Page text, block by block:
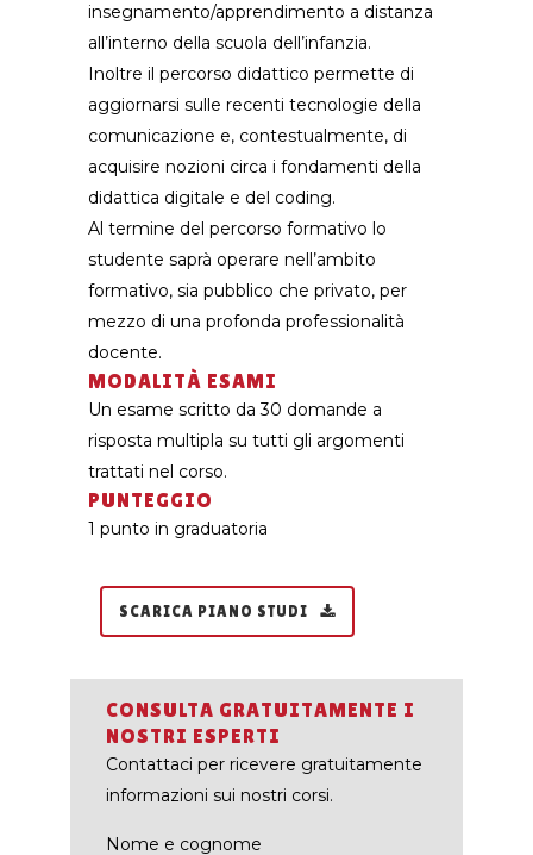
insegnamento/apprendimento a distanza
all’interno della scuola dell’infanzia.
Inoltre il percorso didattico permette di
aggiornarsi sulle recenti tecnologie della
comunicazione e, contestualmente, di
acquisire nozioni circa i fondamenti della
didattica digitale e del coding.
Al termine del percorso formativo lo
studente saprà operare nell’ambito
formativo, sia pubblico che privato, per
mezzo di una profonda professionalità
docente.
MODALITÀ ESAMI
Un esame scritto da 30 domande a
risposta multipla su tutti gli argomenti
trattati nel corso.
PUNTEGGIO
1 punto in graduatoria
SCARICA PIANO STUDI
CONSULTA GRATUITAMENTE I
NOSTRI ESPERTI
Contattaci per ricevere gratuitamente
informazioni sui nostri corsi.
Nome e cognome